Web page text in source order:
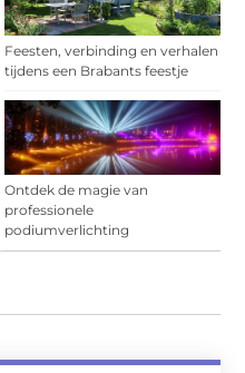
Feesten, verbinding en verhalen
tijdens een Brabants feestje
Ontdek de magie van
professionele
podiumverlichting